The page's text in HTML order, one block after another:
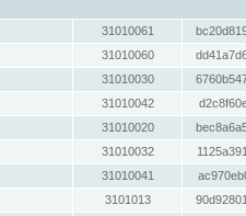
31010061
31010060
31010030
31010042
31010020
31010032
31010041
3101013